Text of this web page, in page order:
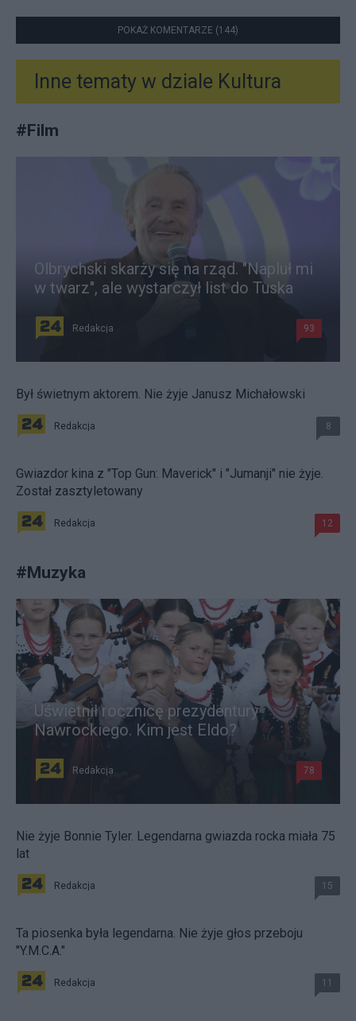
POKAŻ KOMENTARZE (144)
Inne tematy w dziale Kultura
#Film
Olbrychski skarży się na rząd. "Napluł mi
w twarz", ale wystarczył list do Tuska
Redakcja 93
Był świetnym aktorem. Nie żyje Janusz Michałowski
Redakcja 8
Gwiazdor kina z "Top Gun: Maverick" i "Jumanji" nie żyje.
Został zasztyletowany
Redakcja 12
#Muzyka
Uświetnił rocznicę prezydentury
Nawrockiego. Kim jest Eldo?
Redakcja 78
Nie żyje Bonnie Tyler. Legendarna gwiazda rocka miała 75
lat
Redakcja 15
Ta piosenka była legendarna. Nie żyje głos przeboju
"Y.M.C.A."
Redakcja 11